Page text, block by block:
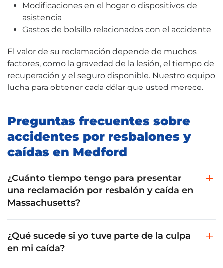
Modificaciones en el hogar o dispositivos de
asistencia
Gastos de bolsillo relacionados con el accidente
El valor de su reclamación depende de muchos
factores, como la gravedad de la lesión, el tiempo de
recuperación y el seguro disponible. Nuestro equipo
lucha para obtener cada dólar que usted merece.
Preguntas frecuentes sobre
accidentes por resbalones y
caídas en Medford
¿Cuánto tiempo tengo para presentar
una reclamación por resbalón y caída en
Massachusetts?
¿Qué sucede si yo tuve parte de la culpa
en mi caída?